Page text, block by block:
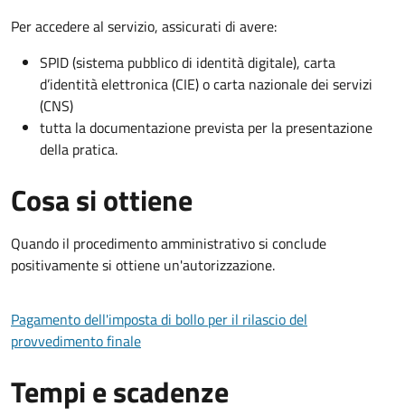
Per accedere al servizio, assicurati di avere:
SPID (sistema pubblico di identità digitale), carta
d’identità elettronica (CIE) o carta nazionale dei servizi
(CNS)
tutta la documentazione prevista per la presentazione
della pratica.
Cosa si ottiene
Quando il procedimento amministrativo si conclude
positivamente si ottiene un'autorizzazione.
Pagamento dell'imposta di bollo per il rilascio del
provvedimento finale
Tempi e scadenze